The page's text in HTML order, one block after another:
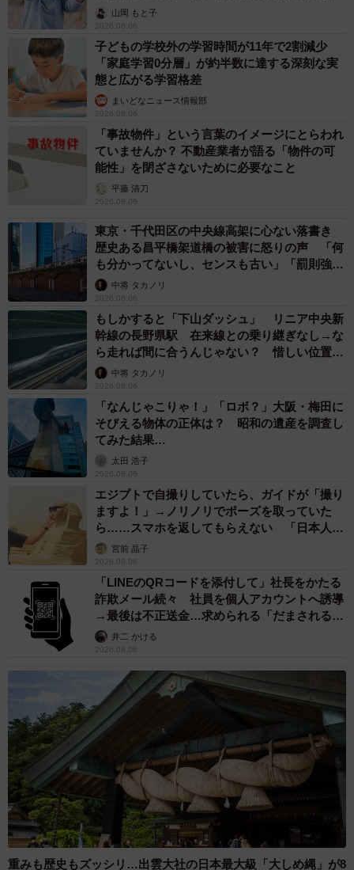
出し…山岡 もと子
2026.08.06
子どもの学校外の学習時間が11年で2割減少
「家庭学習0分層」が約半数に達する深刻な実
態と広がる学習格差
まいどなニュース情報部
2026.08.06
「事故物件」という言葉のイメージにとらわれ
ていませんか？ 不動産業者が語る「物件の可
能性」を閉ざさないために必要なこと
平藤 清刀
2026.08.06
東京・千代田区の中央線高架に心ない落書き
歴史ある昌平橋架道橋の被害に怒りの声 「何
も分かってないし、センスも古い」「罰則強化
して」中将 タカノリ
2026.08.06
もしかすると「下山ダッシュ」 リニア中央新
幹線の長野県駅 在来線との乗り継ぎなし→な
ら走れば間に合うんじゃない？ 惜しい位置関
係が反響
中将 タカノリ
2026.08.06
「なんじゃこりゃ！」「ロボ？」大阪・梅田に
そびえる物体の正体は？ 昭和の遺産を調査し
てみた結果…
太田 浩子
2026.08.06
エジプトで自撮りしていたら、ガイドが「撮り
ますよ！」→ノリノリでポーズを取っていた
ら……スマホを返してもらえない 「日本人は
カモ代表かも」「私は6時間で3万円払った」
宮前 晶子
2026.08.06
「LINEのQRコードを添付して」社長をかたる
詐欺メール続々 社員を個人アカウントへ誘導
→最後は不正送金…求められる「だまされる前
提」の対策
井二 かける
2026.08.06
重みも歴史もズッシリ…出雲大社の日本最大級「大しめ縄」が8